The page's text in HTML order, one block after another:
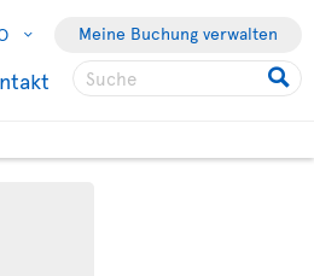
Meine Buchung verwalten